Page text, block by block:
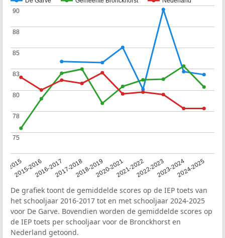
2015
2015-20162016-20172017-20182018-20192020-20212021-20222022-20232023-20242024-2025
75
75
78
78
80
80
83
83
85
85
88
88
90
90
De grafiek toont de gemiddelde scores op de IEP toets van
het schooljaar 2016-2017 tot en met schooljaar 2024-2025
voor De Garve. Bovendien worden de gemiddelde scores op
de IEP toets per schooljaar voor de Bronckhorst en
Nederland getoond.